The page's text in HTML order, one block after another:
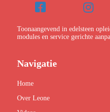
Toonaangevend in edelsteen
modules en service gerichte
Navigatie
Home
Over Leone